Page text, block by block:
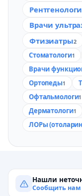
Рентгенологи
Врачи
Фтизиатры2
Стоматологи1
Врачи
Ортопеды1
Офтальмологи1
Дерматологи1
ЛОРы
Нашли
Сообщить